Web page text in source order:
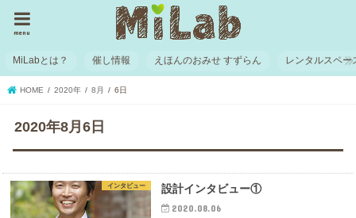
menu
MiLabとは？ 催し情報 えほんのおみせ すずらん レンタルスペー
HOME 2020年 8月 6日
2020年8月6日
インタビュー 設計インタビュー①
2020.08.06